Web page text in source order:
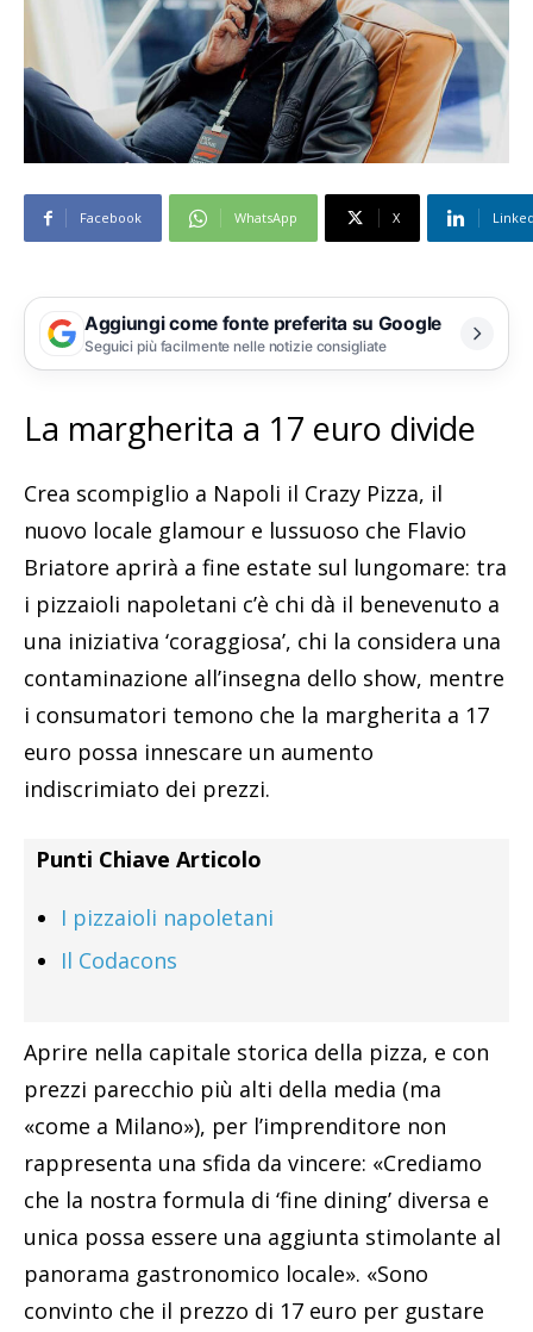
Facebook WhatsApp X
Aggiungi come fonte preferita su Google
Seguici più facilmente nelle notizie consigliate
La margherita a 17 euro divide
Crea scompiglio a Napoli il Crazy Pizza, il
nuovo locale glamour e lussuoso che Flavio
Briatore aprirà a fine estate sul lungomare: tra
i pizzaioli napoletani c’è chi dà il benevenuto a
una iniziativa ‘coraggiosa’, chi la considera una
contaminazione all’insegna dello show, mentre
i consumatori temono che la margherita a 17
euro possa innescare un aumento
indiscrimiato dei prezzi.
Punti Chiave Articolo
I pizzaioli napoletani
Il Codacons
Aprire nella capitale storica della pizza, e con
prezzi parecchio più alti della media (ma
«come a Milano»), per l’imprenditore non
rappresenta una sfida da vincere: «Crediamo
che la nostra formula di ‘fine dining’ diversa e
unica possa essere una aggiunta stimolante al
panorama gastronomico locale». «Sono
convinto che il prezzo di 17 euro per gustare